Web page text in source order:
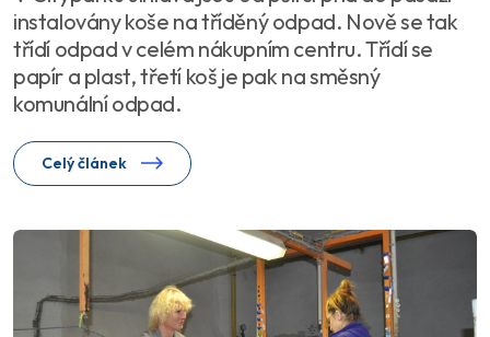
instalovány koše na tříděný odpad. Nově se tak
třídí odpad v celém nákupním centru. Třídí se
papír a plast, třetí koš je pak na směsný
komunální odpad.
Celý článek